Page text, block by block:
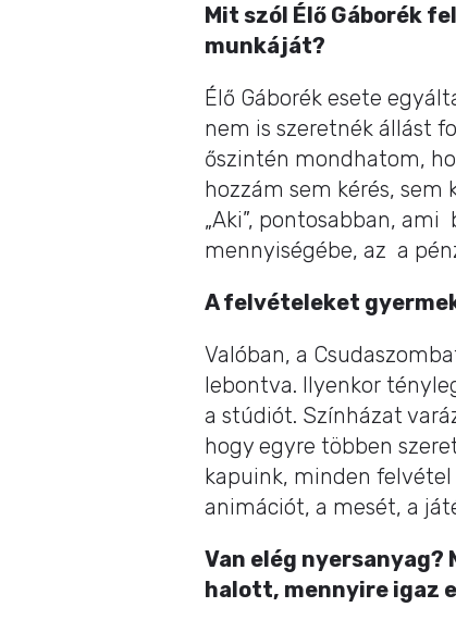
Mit szól Élő Gáborék
munkáját?
Élő Gáborék esete
nem is szeretnék állást
őszintén mondhatom,
hozzám sem kérés, sem
„Aki”, pontosabban,
mennyiségébe, az a
A felvételeket
Valóban, a
lebontva. Ilyenkor
a stúdiót. Színházat
hogy egyre többen
kapuink, minden felvétel
animációt, a mesét, a
Van elég nyersanyag?
halott, mennyire igaz